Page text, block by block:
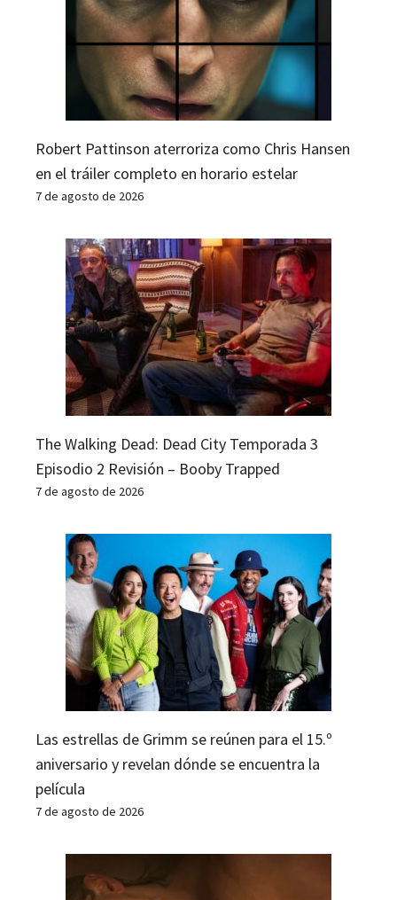
Robert Pattinson aterroriza como Chris Hansen
en el tráiler completo en horario estelar
7 de agosto de 2026
The Walking Dead: Dead City Temporada 3
Episodio 2 Revisión – Booby Trapped
7 de agosto de 2026
Las estrellas de Grimm se reúnen para el 15.º
aniversario y revelan dónde se encuentra la
película
7 de agosto de 2026